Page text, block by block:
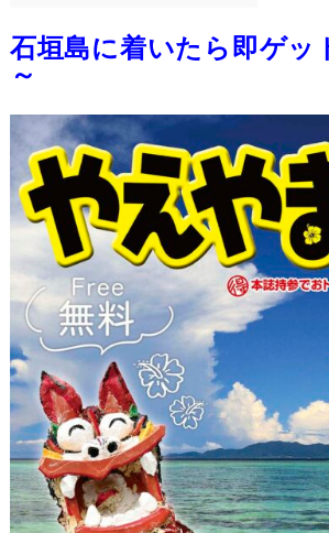
石垣島に着いたら即ゲッ
～